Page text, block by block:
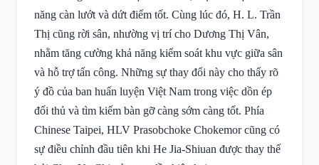
năng càn lướt và dứt điểm tốt. Cùng lúc đó, H. L. Trần
Thị cũng rời sân, nhường vị trí cho Dương Thị Vân,
nhằm tăng cường khả năng kiểm soát khu vực giữa sân
và hỗ trợ tấn công. Những sự thay đổi này cho thấy rõ
ý đồ của ban huấn luyện Việt Nam trong việc dồn ép
đối thủ và tìm kiếm bàn gỡ càng sớm càng tốt. Phía
Chinese Taipei, HLV Prasobchoke Chokemor cũng có
sự điều chỉnh đầu tiên khi He Jia-Shiuan được thay thế